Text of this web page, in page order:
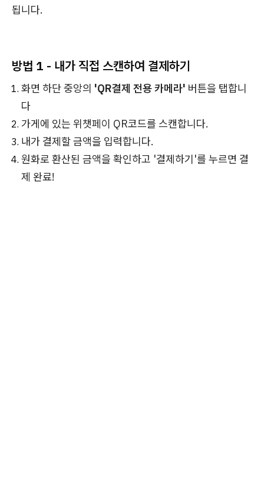
됩니다.
방법 1 - 내가 직접 스캔하여 결제하기
화면 하단 중앙의 'QR결제 전용 카메라' 버튼을 탭합니
다
가게에 있는 위챗페이 QR코드를 스캔합니다.
내가 결제할 금액을 입력합니다.
원화로 환산된 금액을 확인하고 '결제하기'를 누르면 결
제 완료!